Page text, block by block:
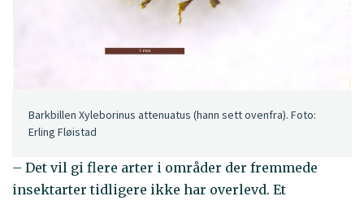
Barkbillen Xyleborinus attenuatus (hann sett ovenfra). Foto:
Erling Fløistad
– Det vil gi flere arter i områder der fremmede
insektarter tidligere ikke har overlevd. Et